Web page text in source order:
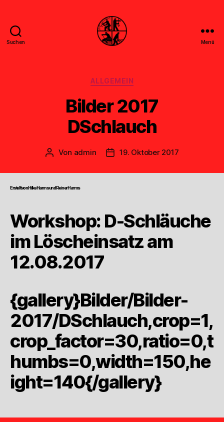
Suchen Menü
Kategorien
ALLGEMEIN
Bilder 2017
DSchlauch
Beitragsautor
Von admin Veröffentlichungsdatum
19. Oktober 2017
Erstellt von Hilke Harms und Reiner Harms
Workshop: D-Schläuche
im Löscheinsatz am
12.08.2017
{gallery}Bilder/Bilder-
2017/DSchlauch,crop=1,
crop_factor=30,ratio=0,t
humbs=0,width=150,he
ight=140{/gallery}